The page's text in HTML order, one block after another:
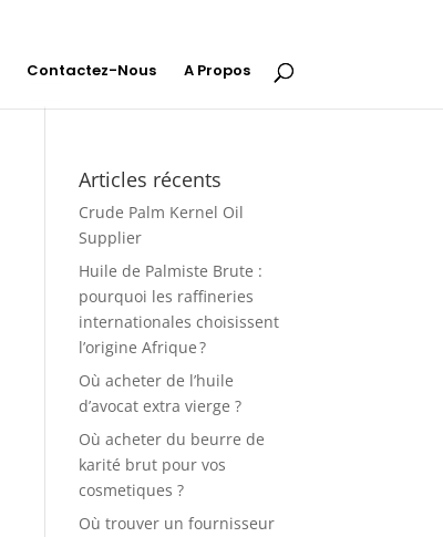
Contactez-Nous A Propos
Articles récents
Crude Palm Kernel Oil
Supplier
Huile de Palmiste Brute :
pourquoi les raffineries
internationales choisissent
l’origine Afrique ?
Où acheter de l’huile
d’avocat extra vierge ?
Où acheter du beurre de
karité brut pour vos
cosmetiques ?
Où trouver un fournisseur